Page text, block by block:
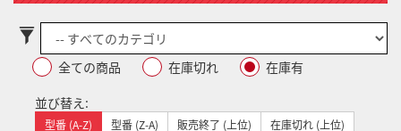
全ての商品 在庫切れ
在庫有
並び替え:
型番 (A-Z) 型番 (Z-A) 販売終了 (上位) 在庫切れ (上位)